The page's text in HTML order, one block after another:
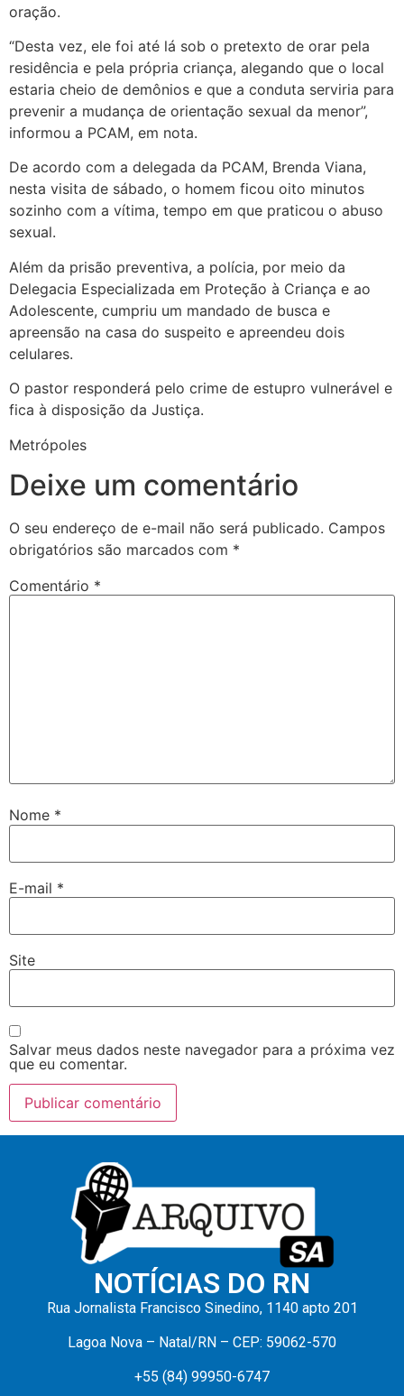
oração.
“Desta vez, ele foi até lá sob o pretexto de orar pela
residência e pela própria criança, alegando que o local
estaria cheio de demônios e que a conduta serviria para
prevenir a mudança de orientação sexual da menor”,
informou a PCAM, em nota.
De acordo com a delegada da PCAM, Brenda Viana,
nesta visita de sábado, o homem ficou oito minutos
sozinho com a vítima, tempo em que praticou o abuso
sexual.
Além da prisão preventiva, a polícia, por meio da
Delegacia Especializada em Proteção à Criança e ao
Adolescente, cumpriu um mandado de busca e
apreensão na casa do suspeito e apreendeu dois
celulares.
O pastor responderá pelo crime de estupro vulnerável e
fica à disposição da Justiça.
Metrópoles
Deixe um comentário
O seu endereço de e-mail não será publicado. Campos
obrigatórios são marcados com *
Comentário *
Nome *
E-mail *
Site
Salvar meus dados neste navegador para a próxima vez
que eu comentar.
NOTÍCIAS DO RN
Rua Jornalista Francisco Sinedino, 1140 apto 201
Lagoa Nova – Natal/RN – CEP: 59062-570
+55 (84) 99950-6747